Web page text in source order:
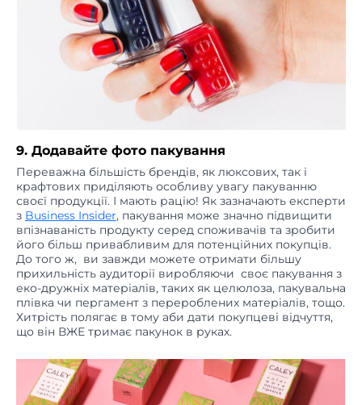
Переважна більшість брендів, як люксових, так і
крафтових приділяють особливу увагу пакуванню
своєї продукції. І мають рацію! Як зазначають експерти
зBusiness Insider , пакування може значно підвищити
впізнаваність продукту серед споживачів та зробити
його більш привабливим для потенційних покупців.
До того ж, ви завжди можете отримати більшу
прихильність аудиторії виробляючи своє пакування з
еко-дружніх матеріалів, таких як целюлоза, пакувальна
плівка чи пергамент з перероблених матеріалів, тощо.
Хитрість полягає в тому аби дати покупцеві відчуття,
що він ВЖЕ тримає пакунок в руках.